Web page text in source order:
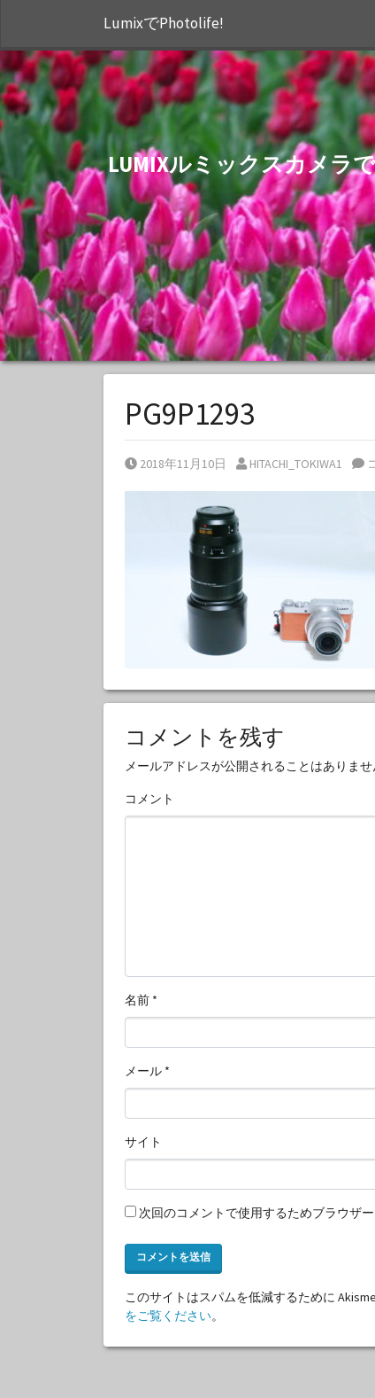
LumixでPhotolife!
LUMIXルミックスカメラ
PG9P1293
Posted on
2018年11月10日 Posted by
HITACHI_TOKIWA1
コメントを残す
メールアドレスが公開されることはありませ
コメント
名前 *
メール *
サイト
次回のコメントで使用するためブラウザ
このサイトはスパムを低減するために
をご覧ください。